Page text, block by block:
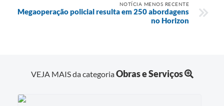
NOTÍCIA MENOS RECENTE
Megaoperação policial resulta em 250 abordagens
no Horizon
VEJA MAIS da categoriaObras e Serviços